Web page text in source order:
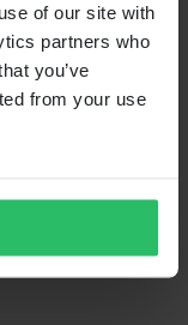
of our site with
partners who
you’ve
from your use